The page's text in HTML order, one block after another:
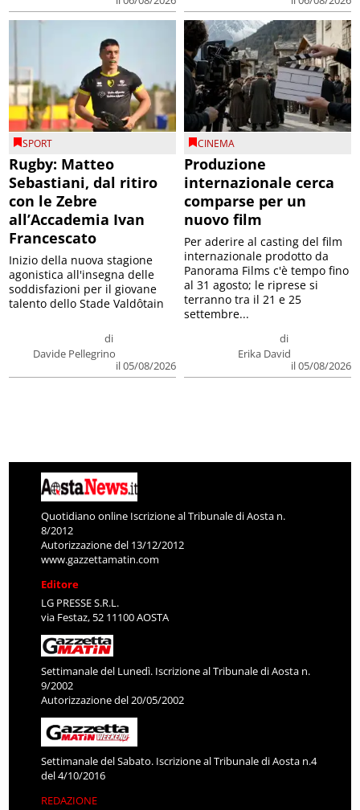
SPORT
Rugby: Matteo
Sebastiani, dal ritiro
con le Zebre
all’Accademia Ivan
Francescato
di
Davide Pellegrino
il 05/08/2026
Inizio della nuova stagione
agonistica all'insegna delle
soddisfazioni per il giovane
talento dello Stade Valdôtain
CINEMA
Produzione
internazionale cerca
comparse per un
nuovo film
di
Erika David
il 05/08/2026
Per aderire al casting del film
internazionale prodotto da
Panorama Films c'è tempo fino
al 31 agosto; le riprese si
terranno tra il 21 e 25
settembre...
Quotidiano online Iscrizione al Tribunale di Aosta n.
8/2012
Autorizzazione del 13/12/2012
www.gazzettamatin.com
Editore
LG PRESSE S.R.L.
via Festaz, 52 11100 AOSTA
Settimanale del Lunedì. Iscrizione al Tribunale di Aosta n.
9/2002
Autorizzazione del 20/05/2002
Settimanale del Sabato. Iscrizione al Tribunale di Aosta n.4
del 4/10/2016
REDAZIONE